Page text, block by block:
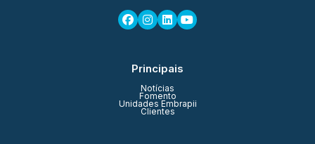
Principais
Notícias
Fomento
Unidades Embrapii
Clientes